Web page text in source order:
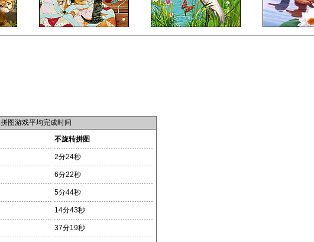
拼图游戏平均完成时间
不旋转拼图
2分24秒
6分22秒
5分44秒
14分43秒
37分19秒